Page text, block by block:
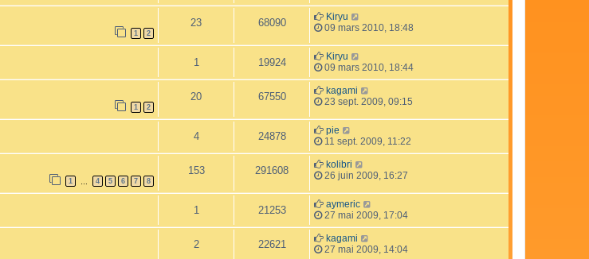
1 2
23 68090
Kiryu
09 mars 2010, 18:48
1 19924
Kiryu
09 mars 2010, 18:44
1 2
20 67550
kagami
23 sept. 2009, 09:15
4 24878
pie
11 sept. 2009, 11:22
1 4 5 6 7 8
153 291608
kolibri
26 juin 2009, 16:27
1 21253
aymeric
27 mai 2009, 17:04
2 22621
kagami
27 mai 2009, 14:04